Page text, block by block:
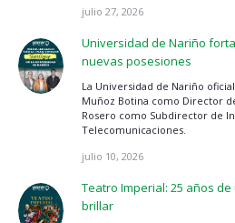
julio 27, 2026
Universidad de Nariño
nuevas posesiones
La Universidad de Nariño
Muñoz Botina como Director
Rosero como Subdirector de
Telecomunicaciones.
julio 10, 2026
Teatro Imperial: 25 años
brillar